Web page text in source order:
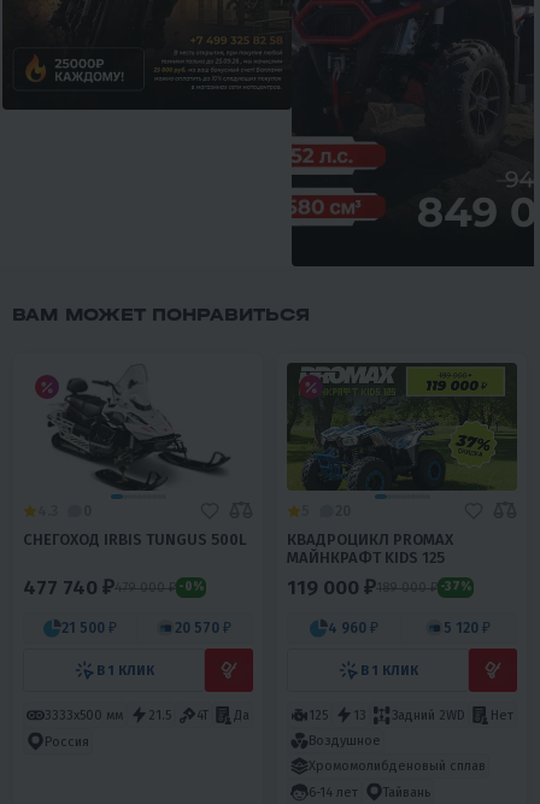
ВАМ МОЖЕТ ПОНРАВИТЬСЯ
СНЕГОХОД IRBIS TUNGUS 500L
477 740 ₽479 000 ₽ -0%
21 500 ₽ 20 570 ₽
В 1 КЛИК
3333х500 мм 21.5 4T
Да
Россия
КВАДРОЦИКЛ PROMAX
МАЙНКРАФТ KIDS 125
119 000 ₽189 000 ₽ -37%
4 960 ₽ 5 120 ₽
В 1 КЛИК
125 13 Задний 2WD
Нет
Воздушное
Хромомолибденовый сплав
6-14 лет
Тайвань